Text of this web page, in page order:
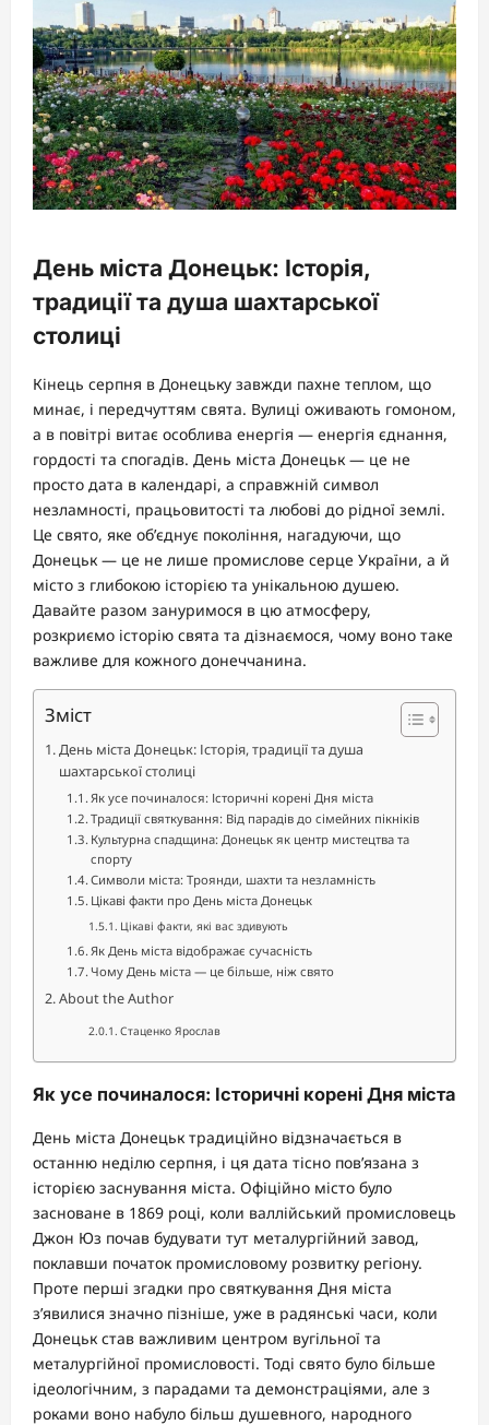
День міста Донецьк: Історія,
традиції та душа шахтарської
столиці
Кінець серпня в Донецьку завжди пахне теплом, що
минає, і передчуттям свята. Вулиці оживають гомоном,
а в повітрі витає особлива енергія — енергія єднання,
гордості та спогадів. День міста Донецьк — це не
просто дата в календарі, а справжній символ
незламності, працьовитості та любові до рідної землі.
Це свято, яке об’єднує покоління, нагадуючи, що
Донецьк — це не лише промислове серце України, а й
місто з глибокою історією та унікальною душею.
Давайте разом зануримося в цю атмосферу,
розкриємо історію свята та дізнаємося, чому воно таке
важливе для кожного донеччанина.
Зміст
День міста Донецьк: Історія, традиції та душа
шахтарської столиці
Як усе починалося: Історичні корені Дня міста
Традиції святкування: Від парадів до сімейних пікніків
Культурна спадщина: Донецьк як центр мистецтва та
спорту
Символи міста: Троянди, шахти та незламність
Цікаві факти про День міста Донецьк
Цікаві факти, які вас здивують
Як День міста відображає сучасність
Чому День міста — це більше, ніж свято
About the Author
Стаценко Ярослав
Як усе починалося: Історичні корені Дня міста
День міста Донецьк традиційно відзначається в
останню неділю серпня, і ця дата тісно пов’язана з
історією заснування міста. Офіційно місто було
засноване в 1869 році, коли валлійський промисловець
Джон Юз почав будувати тут металургійний завод,
поклавши початок промисловому розвитку регіону.
Проте перші згадки про святкування Дня міста
з’явилися значно пізніше, уже в радянські часи, коли
Донецьк став важливим центром вугільної та
металургійної промисловості. Тоді свято було більше
ідеологічним, з парадами та демонстраціями, але з
роками воно набуло більш душевного, народного